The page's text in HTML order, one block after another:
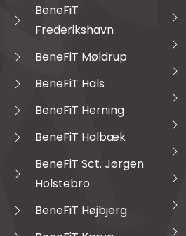
BeneFiT
Frederikshavn
BeneFiT Møldrup
BeneFiT Hals
BeneFiT Herning
BeneFiT Holbæk
BeneFiT Sct. Jørgen
Holstebro
BeneFiT Højbjerg